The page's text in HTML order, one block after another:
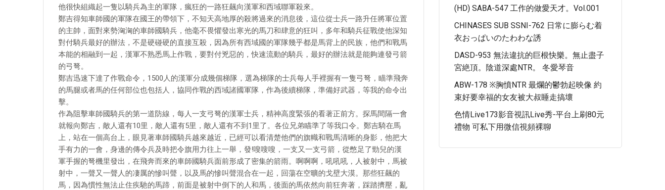
他很快組織起一隻以騎兵為主的軍隊，瘋狂的一路狂飆向漢軍和西域聯軍殺來。
鄭吉得知車師國的軍隊在國王的帶領下，不知天高地厚的殺將過來的消息後，這位從士兵一路升任將軍位置
的主帥，面對來勢洶洶的車師國騎兵，他毫不畏懼發出寒光的馬刀和肆意的狂叫，多年和騎兵征戰使他深知
對付騎兵最好的辦法，不是硬碰硬的直接互殺，因為所有西域國的軍隊幾乎都是馬背上的民族，他們和戰馬
本能的相融到一起，漢軍不熟悉馬上作戰，要對付兇惡的，快速流動的騎兵，最好的辦法就是能夠連發弓箭
的弓弩。
鄭吉迅速下達了作戰命令，1500人的漢軍分成幾個梯隊，選為梯隊的士兵每人手裡握有一隻弓弩，瞄準飛奔
的馬腿或者馬的任何部位也包括人，協同作戰的西域諸國軍隊，作為後續梯隊，準備好武器，等我的命令出
擊。
作為阻擊車師國騎兵的第一道防線，每人一支弓弩的漢軍士兵，精神高度緊張的看著正前方。探馬間隔一會
就報向鄭吉，敵人還有10里，敵人還有5里，敵人還有不到1里了。各位兄弟瞄準了等我口令。鄭吉騎在馬
上，站在一個高台上，眼見著車師國騎兵越來越近，已經可以看清楚他們的旗幟和戰馬清晰的身影，他把大
手有力的一會，身邊的傳令兵及時把令旗用力往上一舉，發!嗖嗖嗖，一支又一支弓箭，從憋足了勁兒的漢
軍手握的弩機里發出，在飛奔而來的車師國騎兵面前形成了密集的箭雨。啊啊啊，吼吼吼，人被射中，馬被
射中，一聲又一聲人的凄厲的慘叫聲，以及馬的慘叫聲混合在一起，回蕩在空曠的戈壁大漠。那些狂飆的
馬，因為慣性無法止住疾馳的馬蹄，前面是被射中倒下的人和馬，後面的馬依然向前狂奔著，踩踏擠壓，亂
(HD) SABA-547 工作的做愛天才。Vol.001
CHINASES SUB SSNI-762 日常に膨らむ着
衣おっぱいのたわわな誘
DASD-953 無法違抗的巨根快樂。無止盡子
宮絶頂。陰道深處NTR。 冬愛琴音
ABW-178 ※胸憤NTR 最爛的鬱勃起映像 約
束好要幸福的女友被大叔睡走搞壞
色情Live173影音視訊Live秀-平台上刷80元
禮物 可私下用微信視頻裸聊